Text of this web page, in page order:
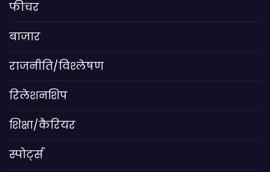
फीचर
बाजार
राजनीति/विश्लेषण
रिलेशनशिप
शिक्षा/कैरियर
स्पोर्ट्स